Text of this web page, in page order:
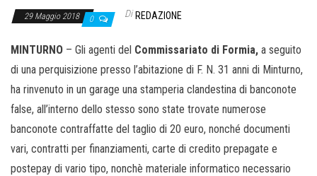
29 Maggio 2018 0 Di REDAZIONE
MINTURNO – Gli agenti del Commissariato di Formia, a seguito
di una perquisizione presso l’abitazione di F. N. 31 anni di Minturno,
ha rinvenuto in un garage una stamperia clandestina di banconote
false, all’interno dello stesso sono state trovate numerose
banconote contraffatte del taglio di 20 euro, nonché documenti
vari, contratti per finanziamenti, carte di credito prepagate e
postepay di vario tipo, nonchè materiale informatico necessario